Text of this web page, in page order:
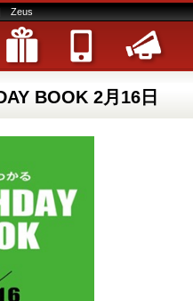
| Zeus
BOOK 2月16日